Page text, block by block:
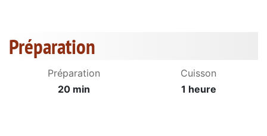
Préparation
Préparation
20 min
Cuisson
1 heure